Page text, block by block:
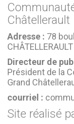
Châtellerault
Adresse : 78
CHÂTELLERAULT
Directeur de
Président de la
Grand
courriel :
Site réalisé